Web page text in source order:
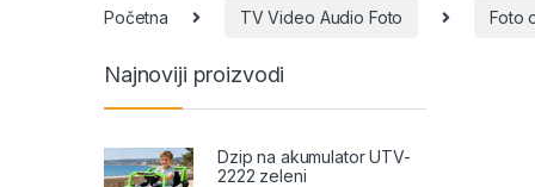
Početna TV Video Audio Foto Foto
Najnoviji proizvodi
Dzip na akumulator UTV-
2222 zeleni